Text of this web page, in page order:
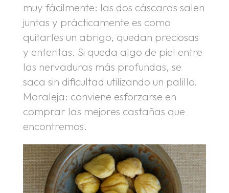
muy fácilmente: las dos cáscaras salen
juntas y prácticamente es como
quitarles un abrigo, quedan preciosas
y enteritas. Si queda algo de piel entre
las nervaduras más profundas, se
saca sin dificultad utilizando un palillo.
Moraleja: conviene esforzarse en
comprar las mejores castañas que
encontremos.